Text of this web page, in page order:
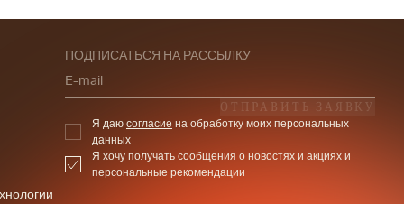
ПОДПИСАТЬСЯ НА РАССЫЛКУ
E-mail
ОТПРАВИТЬ ЗАЯВКУ
Я даю согласие на обработку моих персональных
данных
Я хочу получать сообщения о новостях и акциях и
персональные рекомендации